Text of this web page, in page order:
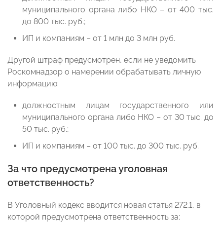
муниципального органа либо НКО – от 400 тыс.
до 800 тыс. руб.;
ИП и компаниям – от 1 млн до 3 млн руб.
Другой штраф предусмотрен, если не уведомить
Роскомнадзор о намерении обрабатывать личную
информацию:
должностным лицам государственного или
муниципального органа либо НКО – от 30 тыс. до
50 тыс. руб.;
ИП и компаниям – от 100 тыс. до 300 тыс. руб.
За что предусмотрена уголовная
ответственность?
В Уголовный кодекс вводится новая статья 272.1, в
которой предусмотрена ответственность за: